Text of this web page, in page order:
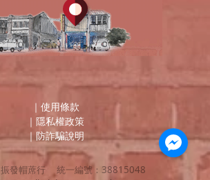
｜ 使用條款
｜ 隱私權政策
｜防詐騙說明
振發帽蓆行 統一編號： 38815048